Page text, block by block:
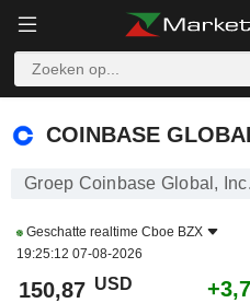
COINBASE GLOBAL, INC.
COINBASE
Groep Coinbase Global, Inc.
Geschatte realtime Cboe BZX
19:25:12 07-08-2026
150,87 USD